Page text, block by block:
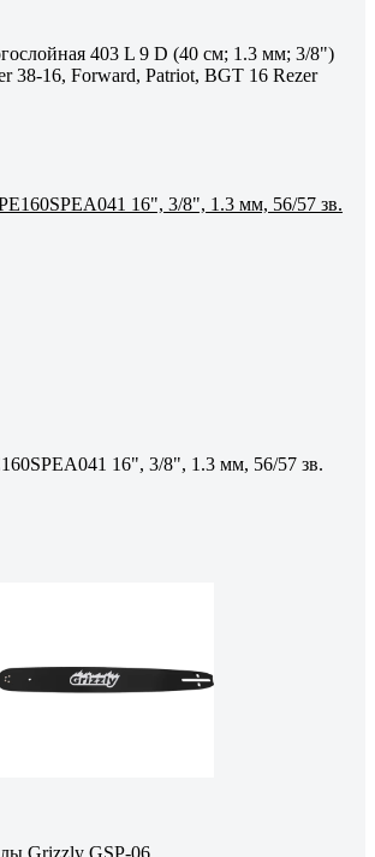
403 L 9 D (40 см; 1.3 мм; 3/8")
38-16, Forward, Patriot, BGT 16 Rezer
16", 3/8", 1.3 мм, 56/57 зв.